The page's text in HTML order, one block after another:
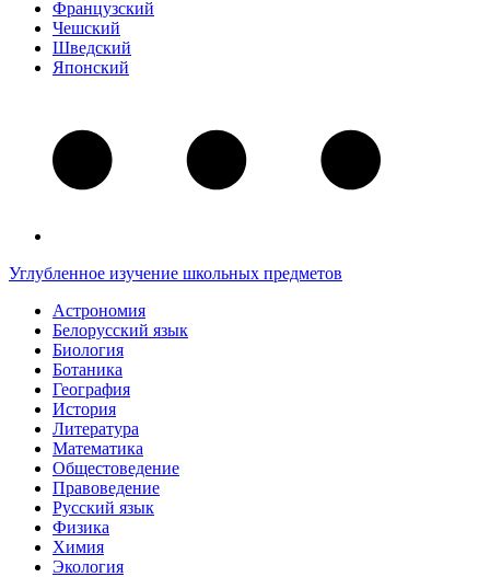
Французский
Чешский
Шведский
Японский
Углубленное изучение школьных предметов
Астрономия
Белорусский язык
Биология
Ботаника
География
История
Литература
Математика
Общестоведение
Правоведение
Русский язык
Физика
Химия
Экология